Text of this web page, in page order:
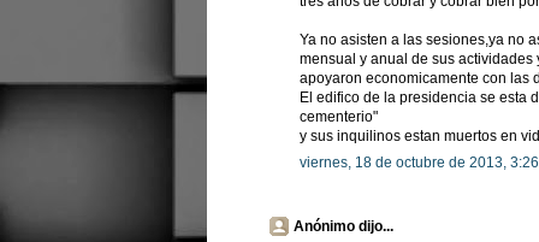
Ya no asisten a las sesiones,ya no
mensual y anual de sus
apoyaron economicamente con las
El edifico de la presidencia se esta
cementerio"
y sus inquilinos estan muertos en
viernes, 18 de octubre de 2013,
Anónimo dijo...